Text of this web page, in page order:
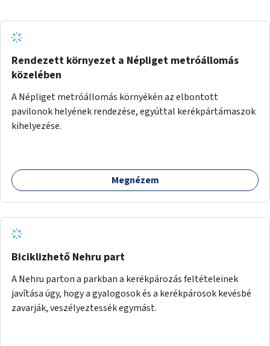
Rendezett környezet a Népliget metróállomás
közelében
A Népliget metróállomás környékén az elbontott
pavilonok helyének rendezése, egyúttal kerékpártámaszok
kihelyezése.
Megnézem
Biciklizhető Nehru part
A Nehru parton a parkban a kerékpározás feltételeinek
javítása úgy, hogy a gyalogosok és a kerékpárosok kevésbé
zavarják, veszélyeztessék egymást.